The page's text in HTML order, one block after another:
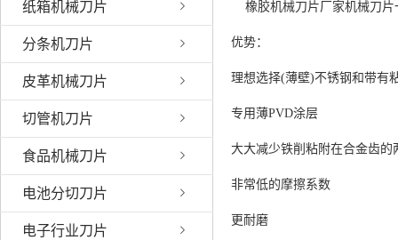
纸箱机械刀片
分条机刀片
皮革机械刀片
切管机刀片
食品机械刀片
电池分切刀片
电子行业刀片
橡胶机械刀片厂家机械刀片
优势：
理想选择(薄壁)不锈钢和带有
专用薄PVD涂层
大大减少铁削粘附在合金齿的
非常低的摩擦系数
更耐磨